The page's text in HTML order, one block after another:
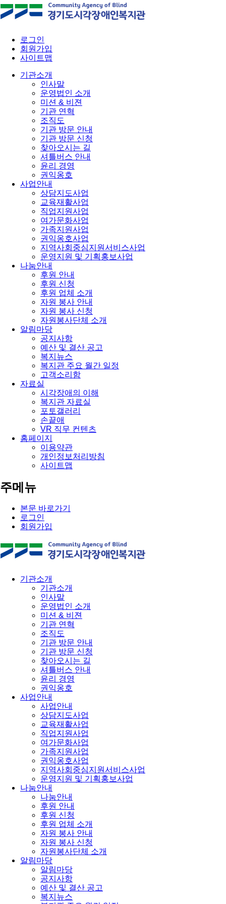
로그인
회원가입
사이트맵
기관소개
인사말
운영법인 소개
미션 & 비젼
기관 연혁
조직도
기관 방문 안내
기관 방문 신청
찾아오시는 길
셔틀버스 안내
윤리 경영
권익옹호
사업안내
상담지도사업
교육재활사업
직업지원사업
여가문화사업
가족지원사업
권익옹호사업
지역사회중심지원서비스사업
운영지원 및 기획홍보사업
나눔안내
후원 안내
후원 신청
후원 업체 소개
자원 봉사 안내
자원 봉사 신청
자원봉사단체 소개
알림마당
공지사항
예산 및 결산 공고
복지뉴스
복지관 주요 월간 일정
고객소리함
자료실
시각장애의 이해
복지관 자료실
포토갤러리
손끝애
VR 직무 컨텐츠
홈페이지
이용약관
개인정보처리방침
사이트맵
주메뉴
본문 바로가기
로그인
회원가입
기관소개
기관소개
인사말
운영법인 소개
미션 & 비젼
기관 연혁
조직도
기관 방문 안내
기관 방문 신청
찾아오시는 길
셔틀버스 안내
윤리 경영
권익옹호
사업안내
사업안내
상담지도사업
교육재활사업
직업지원사업
여가문화사업
가족지원사업
권익옹호사업
지역사회중심지원서비스사업
운영지원 및 기획홍보사업
나눔안내
나눔안내
후원 안내
후원 신청
후원 업체 소개
자원 봉사 안내
자원 봉사 신청
자원봉사단체 소개
알림마당
알림마당
공지사항
예산 및 결산 공고
복지뉴스